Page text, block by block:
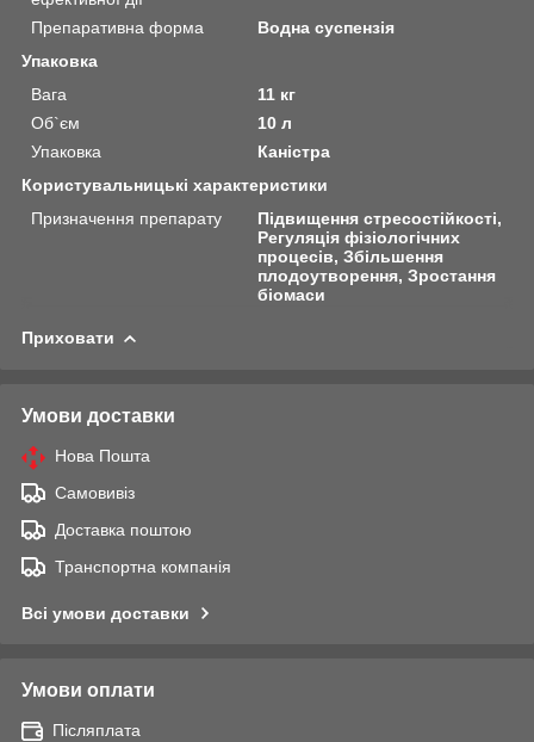
Препаративна форма
Водна суспензія
Упаковка
Вага
11 кг
Об`єм
10 л
Упаковка
Каністра
Користувальницькі характеристики
Призначення препарату
Підвищення стресостійкості,
Регуляція фізіологічних
процесів, Збільшення
плодоутворення, Зростання
біомаси
Приховати
Умови доставки
Нова Пошта
Самовивіз
Доставка поштою
Транспортна компанія
Всі умови доставки
Умови оплати
Післяплата